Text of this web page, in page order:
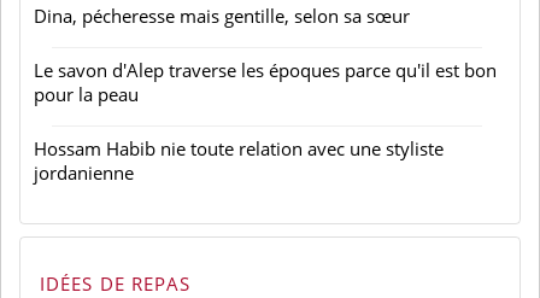
Dina, pécheresse mais gentille, selon sa sœur
Le savon d'Alep traverse les époques parce qu'il est bon
pour la peau
Hossam Habib nie toute relation avec une styliste
jordanienne
IDÉES DE REPAS